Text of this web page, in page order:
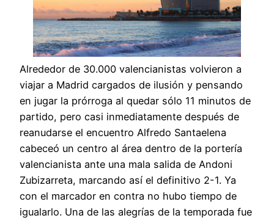
Alrededor de 30.000 valencianistas volvieron a
viajar a Madrid cargados de ilusión y pensando
en jugar la prórroga al quedar sólo 11 minutos de
partido, pero casi inmediatamente después de
reanudarse el encuentro Alfredo Santaelena
cabeceó un centro al área dentro de la portería
valencianista ante una mala salida de Andoni
Zubizarreta, marcando así el definitivo 2-1. Ya
con el marcador en contra no hubo tiempo de
igualarlo. Una de las alegrías de la temporada fue